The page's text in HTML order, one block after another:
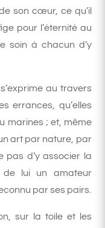
son cœur, ce qu’il
pour l’éternité au
soin à chacun d’y
au travers
errances, qu’elles
marines ; et, même
art par nature, par
pas d’y associer la
de lui un amateur
par ses pairs.
sur la toile et les